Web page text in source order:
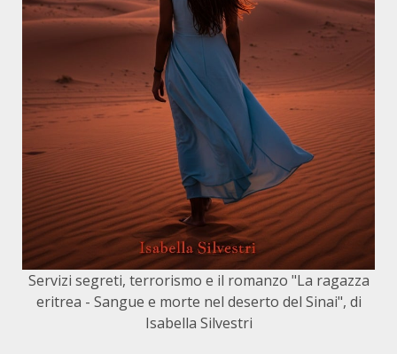
Servizi segreti, terrorismo e il romanzo "La ragazza
eritrea - Sangue e morte nel deserto del Sinai", di
Isabella Silvestri